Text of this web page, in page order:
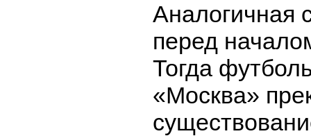
Аналогичная
перед
Тогда
«Москва»